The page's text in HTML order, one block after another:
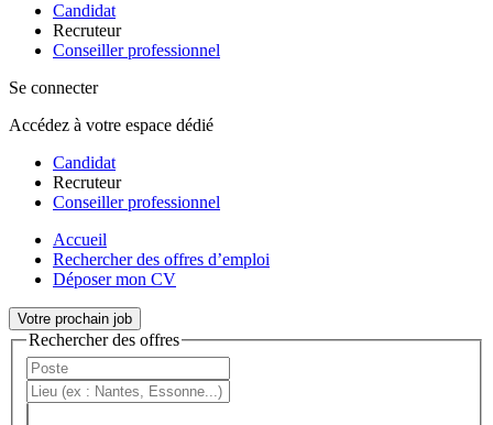
Candidat
Recruteur
Conseiller professionnel
Se connecter
Accédez à votre espace dédié
Candidat
Recruteur
Conseiller professionnel
Accueil
Rechercher des offres d’emploi
Déposer mon CV
Votre prochain job
Rechercher des offres